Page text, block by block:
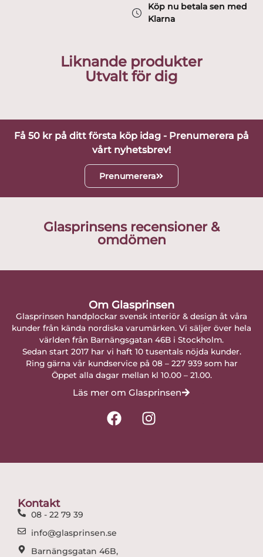
Köp nu betala sen med
Klarna
Liknande produkter
Utvalt för dig
Få 50 kr på ditt första köp idag - Prenumerera på
vårt nyhetsbrev!
Prenumerera
Glasprinsens recensioner &
omdömen
Om Glasprinsen
Glasprinsen handplockar svensk interiör & design åt våra
kunder från kända nordiska varumärken. Vi säljer över hela
världen från Barnängsgatan 46B i Stockholm.
Sedan start 2017 har vi haft 10 tusentals nöjda kunder.
Ring gärna vår kundservice på 08 – 227 939 som har
Öppet alla dagar mellan kl 10.00 – 21.00.
Läs mer om Glasprinsen
F
a
I
n
Kontakt
08 - 22 79 39
info@glasprinsen.se
Barnängsgatan 46B,